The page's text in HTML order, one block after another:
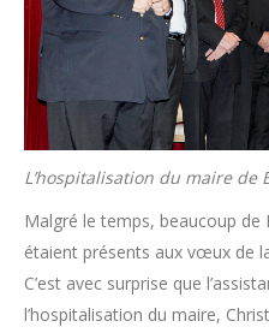
L’hospitalisation du maire de
Malgré le temps, beaucoup de
étaient présents aux vœux de
C’est avec surprise que
l’hospitalisation du maire,